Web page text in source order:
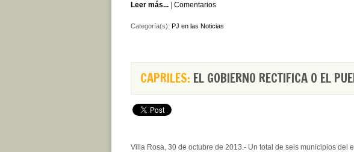
Leer más... Comentarios
Categoría(s): PJ en las Noticias
CAPRILES: EL GOBIERNO RECTIFICA O EL
Villa Rosa, 30 de octubre de 2013.- Un total de seis municipios del